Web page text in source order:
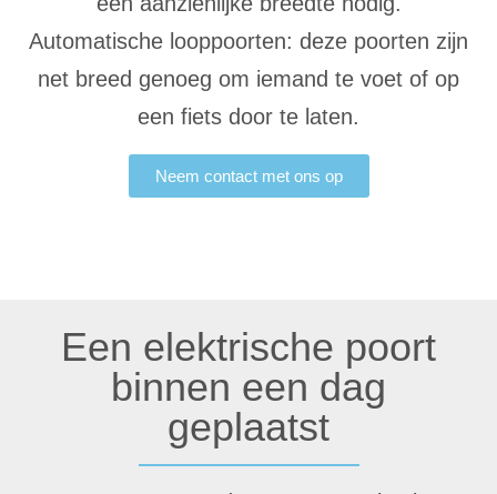
Automatische looppoorten: deze poorten zijn
net breed genoeg om iemand te voet of op
een fiets door te laten.
Neem contact met ons op
Een elektrische poort
binnen een dag
geplaatst